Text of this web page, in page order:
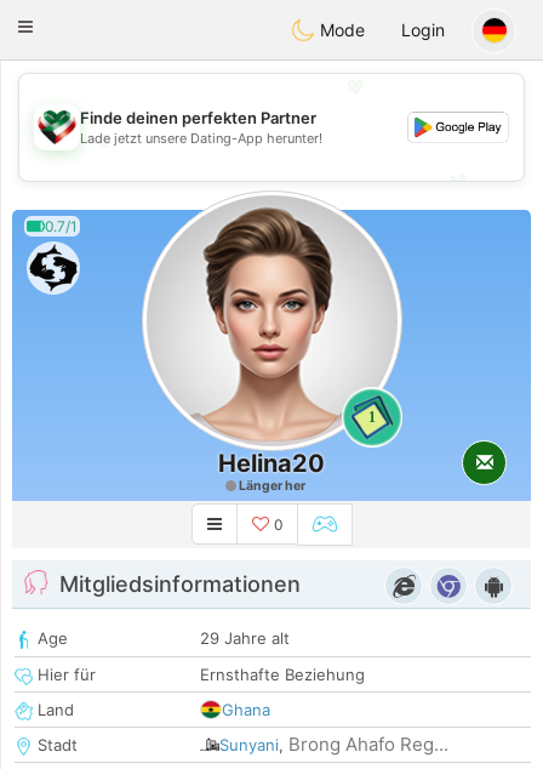
KuwaitChat
Toggle
Mode Login
💖
💕
💕
Finde deinen perfekten Partner
Lade jetzt unsere Dating-App herunter!
0.7/1
1
Helina20
Länger her
0
Mitgliedsinformationen
Age
29 Jahre alt
Hier für
Ernsthafte Beziehung
Land
Ghana
Stadt
Sunyani, Brong Ahafo Reg...